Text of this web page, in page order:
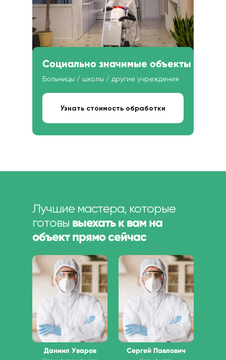
Больницы / школы / другие учреждения
Социально значимые объекты
Узнать стоимость обработки
Даниил Уваров Сергей Павлович
Лучшие мастера, которые
готовы выехать к вам на
объект прямо сейчас